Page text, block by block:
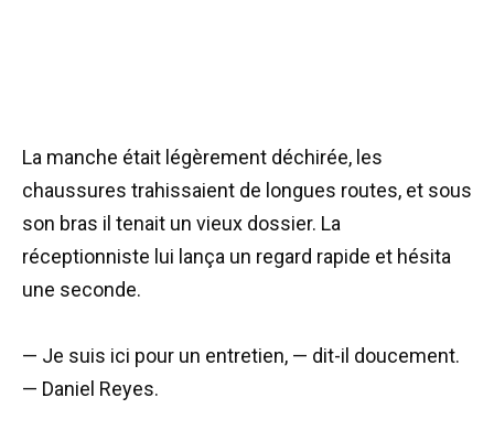
La manche était légèrement déchirée, les
chaussures trahissaient de longues routes, et sous
son bras il tenait un vieux dossier. La
réceptionniste lui lança un regard rapide et hésita
une seconde.
— Je suis ici pour un entretien, — dit-il doucement.
— Daniel Reyes.